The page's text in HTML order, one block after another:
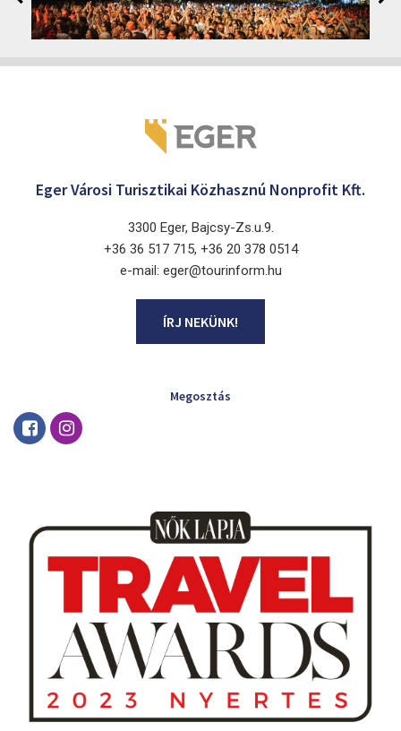
2026. augusztus 3 - 7.
Eger 3300
Eger Városi Turisztikai Közhasznú Nonprofit Kft.
3300 Eger, Bajcsy-Zs.u.9.
+36 36 517 715, +36 20 378 0514
e-mail: eger@tourinform.hu
ÍRJ NEKÜNK!
Megosztás